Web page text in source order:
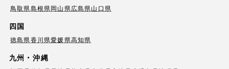
鳥取県島根県岡山県広島県山口県
四国
徳島県香川県愛媛県高知県
九州・沖縄